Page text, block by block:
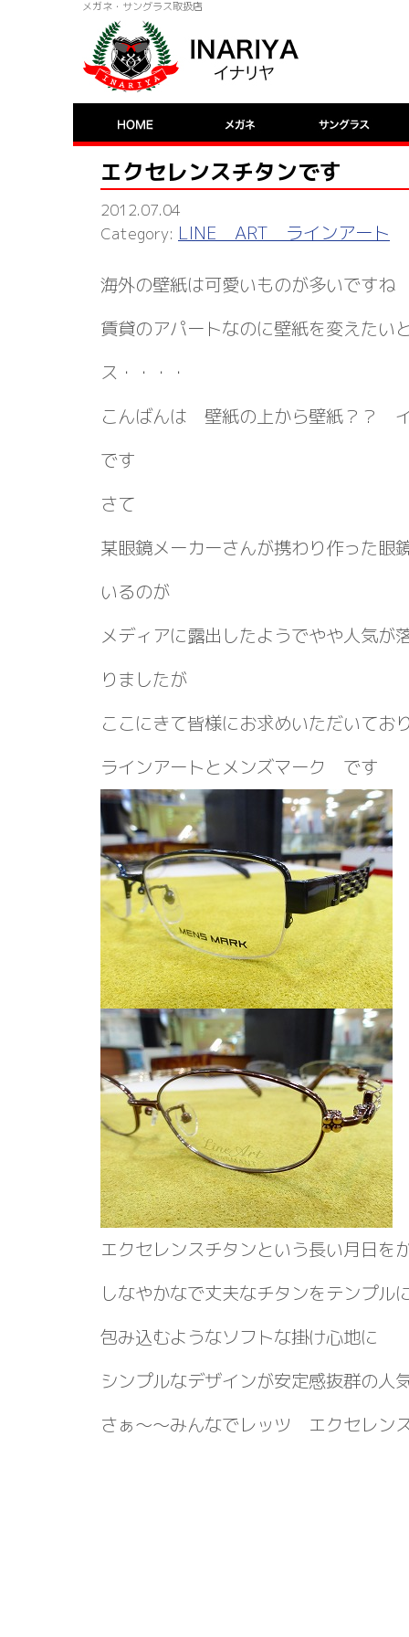
メガネ・サングラス取扱店
エクセレンスチタンです
2012.07.04
LINE ART ラインアート
海外の壁紙は可愛いものが多いですね
賃貸のアパートなのに壁紙を変えたい
ス・・・・
こんばんは 壁紙の上から壁紙？？
です
さて
某眼鏡メーカーさんが携わり作った眼
いるのが
メディアに露出したようでやや人気が
りましたが
ここにきて皆様にお求めいただいてお
ラインアートとメンズマーク です
エクセレンスチタンという長い月日を
しなやかなで丈夫なチタンをテンプル
包み込むようなソフトな掛け心地に
シンプルなデザインが安定感抜群の人
さぁ～～みんなでレッツ エクセレン